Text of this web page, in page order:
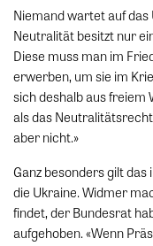
Niemand wartet auf das
Neutralität besitzt nur
Diese muss man im
erwerben, um sie im
sich deshalb aus freiem
als das
aber nicht.»
Ganz besonders gilt das
die Ukraine. Widmer
findet, der Bundesrat
aufgehoben. «Wenn